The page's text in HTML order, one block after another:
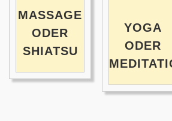
MASSAGE
ODER
SHIATSU
YOGA
ODER